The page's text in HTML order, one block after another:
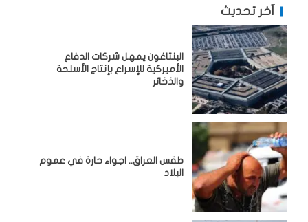
آخر تحديث
البنتاغون يمهل شركات الدفاع
الأميركية للإسراع بإنتاج الأسلحة
والذخائر
طقس العراق.. اجواء حارة في عموم
البلاد